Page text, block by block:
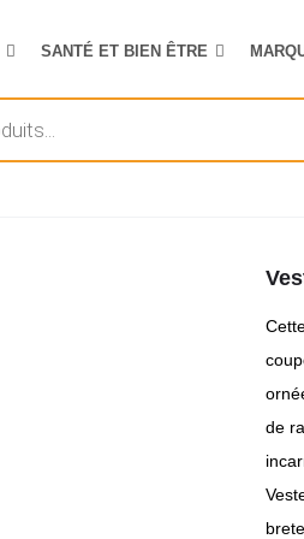
SANTÉ ET BIEN ÊTRE
de